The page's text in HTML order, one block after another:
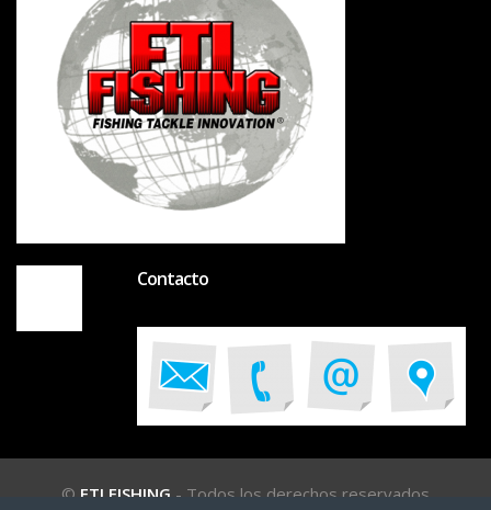
Contacto
© FTI FISHING - Todos los derechos reservados